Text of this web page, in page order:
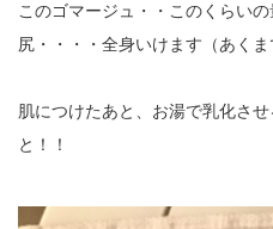
このゴマージュ・・このくらい
尻・・・・全身いけます（あくま
肌につけたあと、お湯で乳化さ
と！！